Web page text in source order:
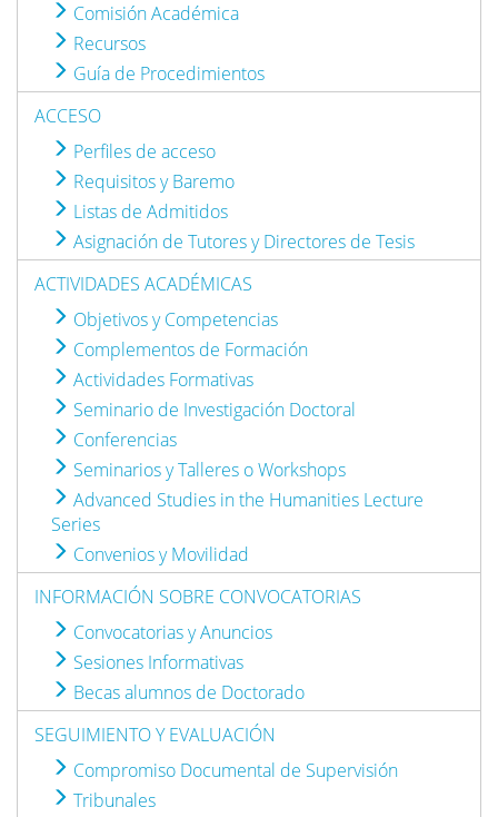
Comisión Académica
Recursos
Guía de Procedimientos
ACCESO
Perfiles de acceso
Requisitos y Baremo
Listas de Admitidos
Asignación de Tutores y Directores de Tesis
ACTIVIDADES ACADÉMICAS
Objetivos y Competencias
Complementos de Formación
Actividades Formativas
Seminario de Investigación Doctoral
Conferencias
Seminarios y Talleres o Workshops
Advanced Studies in the Humanities Lecture
Series
Convenios y Movilidad
INFORMACIÓN SOBRE CONVOCATORIAS
Convocatorias y Anuncios
Sesiones Informativas
Becas alumnos de Doctorado
SEGUIMIENTO Y EVALUACIÓN
Compromiso Documental de Supervisión
Tribunales